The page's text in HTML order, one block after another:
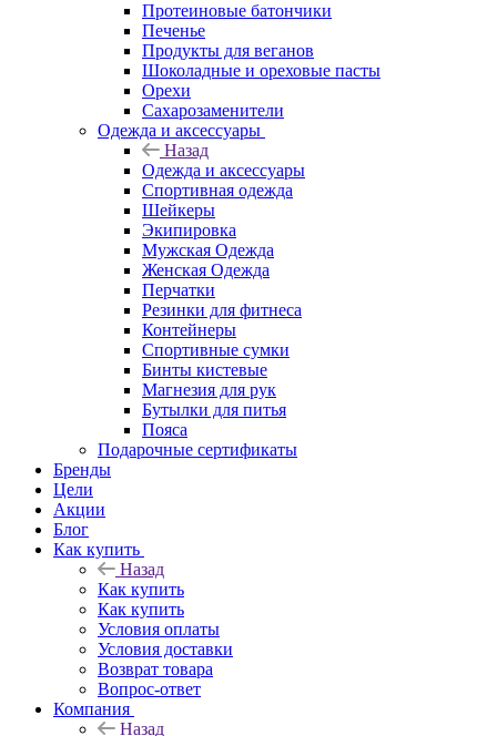
Протеиновые батончики
Печенье
Продукты для веганов
Шоколадные и ореховые пасты
Орехи
Сахарозаменители
Одежда и аксессуары
Назад
Одежда и аксессуары
Спортивная одежда
Шейкеры
Экипировка
Мужская Одежда
Женская Одежда
Перчатки
Резинки для фитнеса
Контейнеры
Спортивные сумки
Бинты кистевые
Магнезия для рук
Бутылки для питья
Пояса
Подарочные сертификаты
Бренды
Цели
Акции
Блог
Как купить
Назад
Как купить
Как купить
Условия оплаты
Условия доставки
Возврат товара
Вопрос-ответ
Компания
Назад